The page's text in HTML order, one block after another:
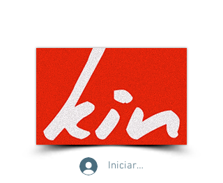
Iniciar sesión